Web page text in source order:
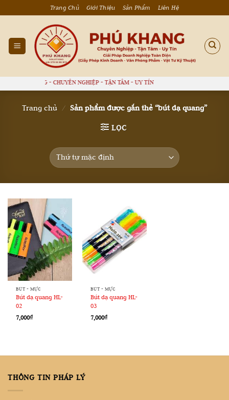
qua
dung
Trang Chủ Giới Thiệu Sản Phẩm Liên Hệ
PHÚ KHANG - CHUYÊN NGHIỆP - TẬN TÂM - UY TÍN
Trang chủ / Sản phẩm được gắn thẻ “bút dạ quang”
LỌC
BÚT - MỰC
Bút dạ quang HL-
02
7,000₫
BÚT - MỰC
Bút dạ quang HL-
03
7,000₫
THÔNG TIN PHÁP LÝ